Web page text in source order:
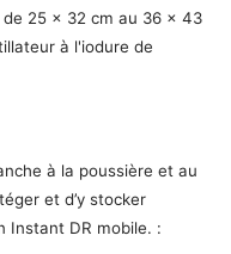
25 x 32 cm au 36 x 43
à l'iodure de
à la poussière et au
et d’y stocker
Instant DR mobile. :